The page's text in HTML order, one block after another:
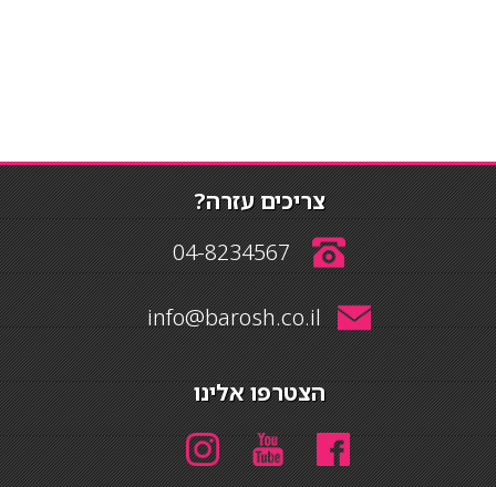
צריכים עזרה?
04-8234567
info@barosh.co.il
הצטרפו אלינו